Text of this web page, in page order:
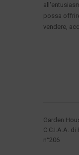
possa
vendere,
Garden
C.C.I.A.A.
n°206